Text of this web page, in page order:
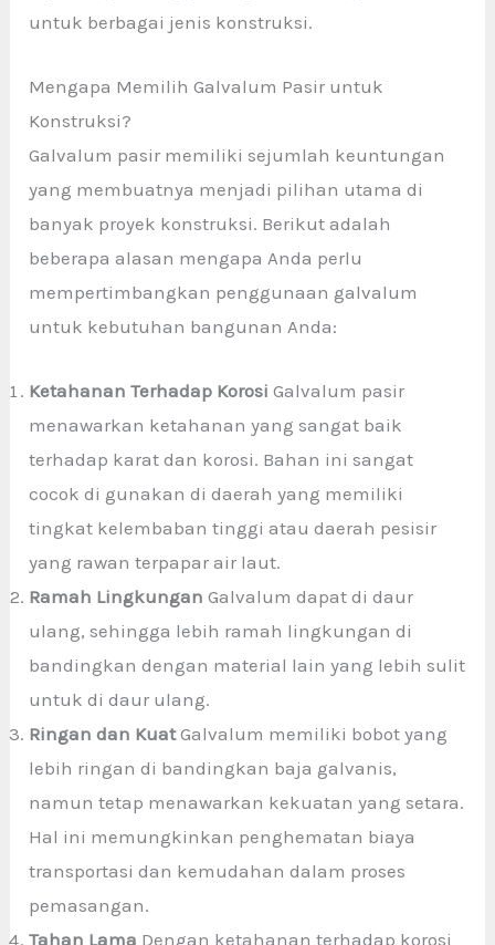
untuk berbagai jenis konstruksi.
Mengapa Memilih Galvalum Pasir untuk
Konstruksi?
Galvalum pasir memiliki sejumlah keuntungan
yang membuatnya menjadi pilihan utama di
banyak proyek konstruksi. Berikut adalah
beberapa alasan mengapa Anda perlu
mempertimbangkan penggunaan galvalum
untuk kebutuhan bangunan Anda:
Ketahanan Terhadap Korosi Galvalum pasir
menawarkan ketahanan yang sangat baik
terhadap karat dan korosi. Bahan ini sangat
cocok di gunakan di daerah yang memiliki
tingkat kelembaban tinggi atau daerah pesisir
yang rawan terpapar air laut.
Ramah Lingkungan Galvalum dapat di daur
ulang, sehingga lebih ramah lingkungan di
bandingkan dengan material lain yang lebih sulit
untuk di daur ulang.
Ringan dan KuatGalvalum memiliki bobot yang
lebih ringan di bandingkan baja galvanis,
namun tetap menawarkan kekuatan yang setara.
Hal ini memungkinkan penghematan biaya
transportasi dan kemudahan dalam proses
pemasangan.
Tahan Lama Dengan ketahanan terhadap korosi